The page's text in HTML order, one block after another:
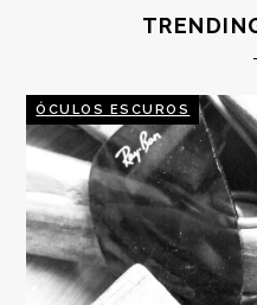
ÓCULOS ESCUROS